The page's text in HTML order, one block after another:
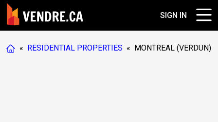
SIGN IN
« RESIDENTIAL PROPERTIES « MONTREAL (VERDUN)